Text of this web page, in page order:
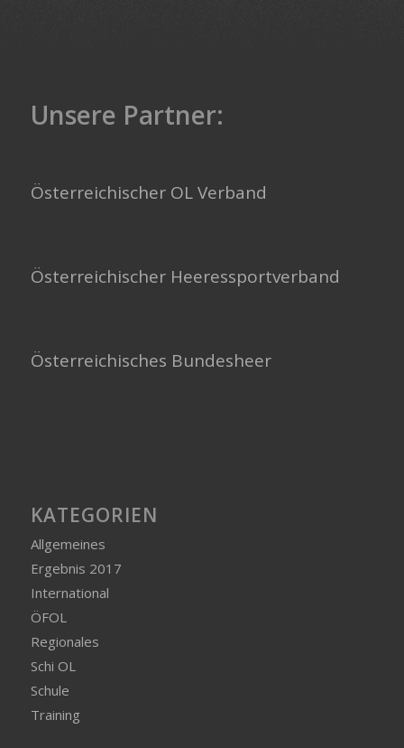
Unsere Partner:
Österreichischer OL Verband
Österreichischer Heeressportverband
Österreichisches Bundesheer
KATEGORIEN
Allgemeines
Ergebnis 2017
International
ÖFOL
Regionales
Schi OL
Schule
Training